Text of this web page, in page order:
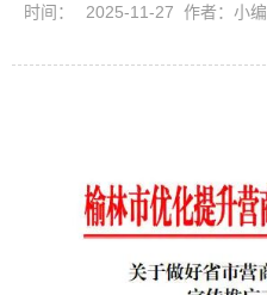
时间： 2025-11-27 作者：小编